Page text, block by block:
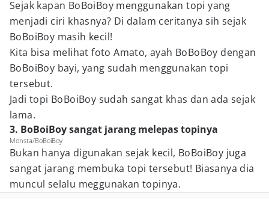
Sejak kapan BoBoiBoy menggunakan topi yang
menjadi ciri khasnya? Di dalam ceritanya sih sejak
BoBoiBoy masih kecil!
Kita bisa melihat foto Amato, ayah BoBoBoy dengan
BoBoiBoy bayi, yang sudah menggunakan topi
tersebut.
Jadi topi BoBoiBoy sudah sangat khas dan ada sejak
lama.
3. BoBoiBoy sangat jarang melepas topinya
Monsta/BoBoiBoy
Bukan hanya digunakan sejak kecil, BoBoiBoy juga
sangat jarang membuka topi tersebut! Biasanya dia
muncul selalu meggunakan topinya.